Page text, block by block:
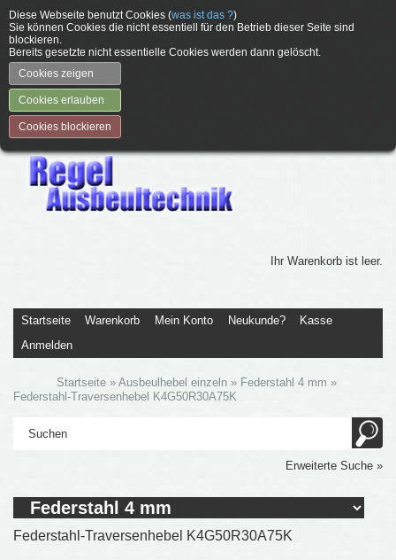
Diese Webseite benutzt Cookies (was ist das ?)
Sie können Cookies die nicht essentiell für den Betrieb dieser Seite sind
blockieren.
Bereits gesetzte nicht essentielle Cookies werden dann gelöscht.
Cookies zeigen
Cookies erlauben
Cookies blockieren
Ihr Warenkorb ist leer.
Startseite Warenkorb Mein Konto Neukunde?
Kasse
Anmelden
Startseite »Ausbeulhebel einzeln » Federstahl 4 mm »
Federstahl-Traversenhebel K4G50R30A75K
Erweiterte Suche »
Federstahl-Traversenhebel K4G50R30A75K